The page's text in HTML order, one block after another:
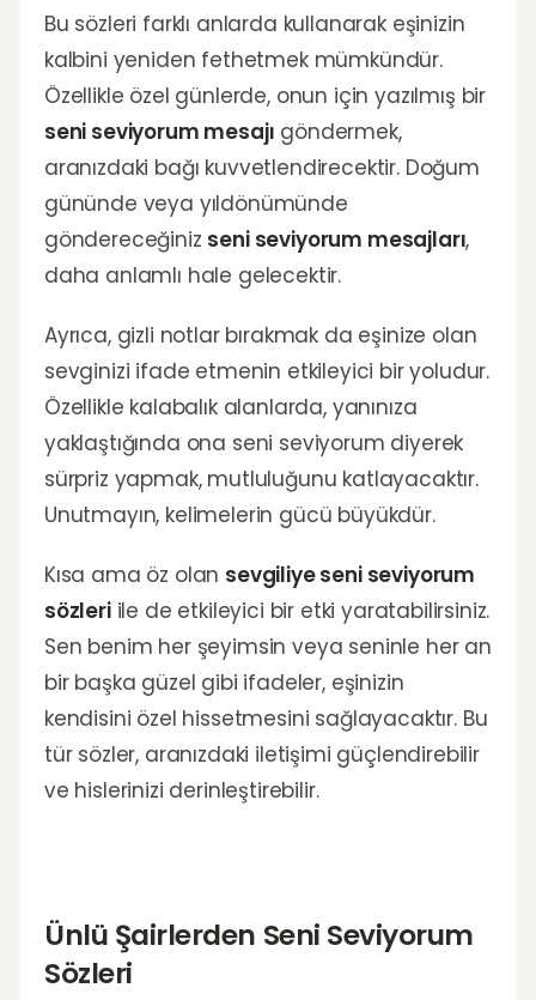
Bu sözleri farklı anlarda kullanarak eşinizin
kalbini yeniden fethetmek mümkündür.
Özellikle özel günlerde, onun için yazılmış bir
seni seviyorum mesajı göndermek,
aranızdaki bağı kuvvetlendirecektir. Doğum
gününde veya yıldönümünde
göndereceğiniz seni seviyorum mesajları,
daha anlamlı hale gelecektir.
Ayrıca, gizli notlar bırakmak da eşinize olan
sevginizi ifade etmenin etkileyici bir yoludur.
Özellikle kalabalık alanlarda, yanınıza
yaklaştığında ona seni seviyorum diyerek
sürpriz yapmak, mutluluğunu katlayacaktır.
Unutmayın, kelimelerin gücü büyükdür.
Kısa ama öz olan sevgiliye seni seviyorum
sözleriile de etkileyici bir etki yaratabilirsiniz.
Sen benim her şeyimsin veya seninle her an
bir başka güzel gibi ifadeler, eşinizin
kendisini özel hissetmesini sağlayacaktır. Bu
tür sözler, aranızdaki iletişimi güçlendirebilir
ve hislerinizi derinleştirebilir.
Ünlü Şairlerden Seni Seviyorum
Sözleri